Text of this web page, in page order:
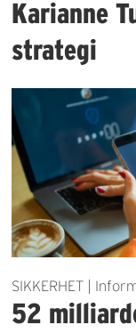
Karianne
strategi
SIKKERHET |
52